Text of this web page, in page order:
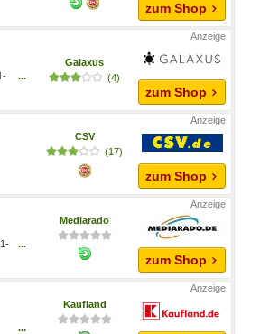
zum Shop
...
Galaxus
(4)
zum Shop
CSV
(17)
zum Shop
...
Mediarado
zum Shop
...
Kaufland